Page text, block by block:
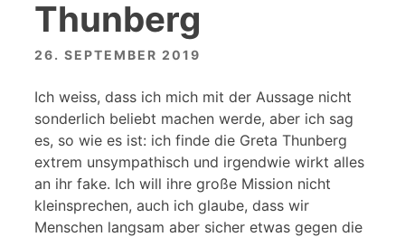
Thunberg
26. SEPTEMBER 2019
Ich weiss, dass ich mich mit der Aussage nicht
sonderlich beliebt machen werde, aber ich sag
es, so wie es ist: ich finde die Greta Thunberg
extrem unsympathisch und irgendwie wirkt alles
an ihr fake. Ich will ihre große Mission nicht
kleinsprechen, auch ich glaube, dass wir
Menschen langsam aber sicher etwas gegen die